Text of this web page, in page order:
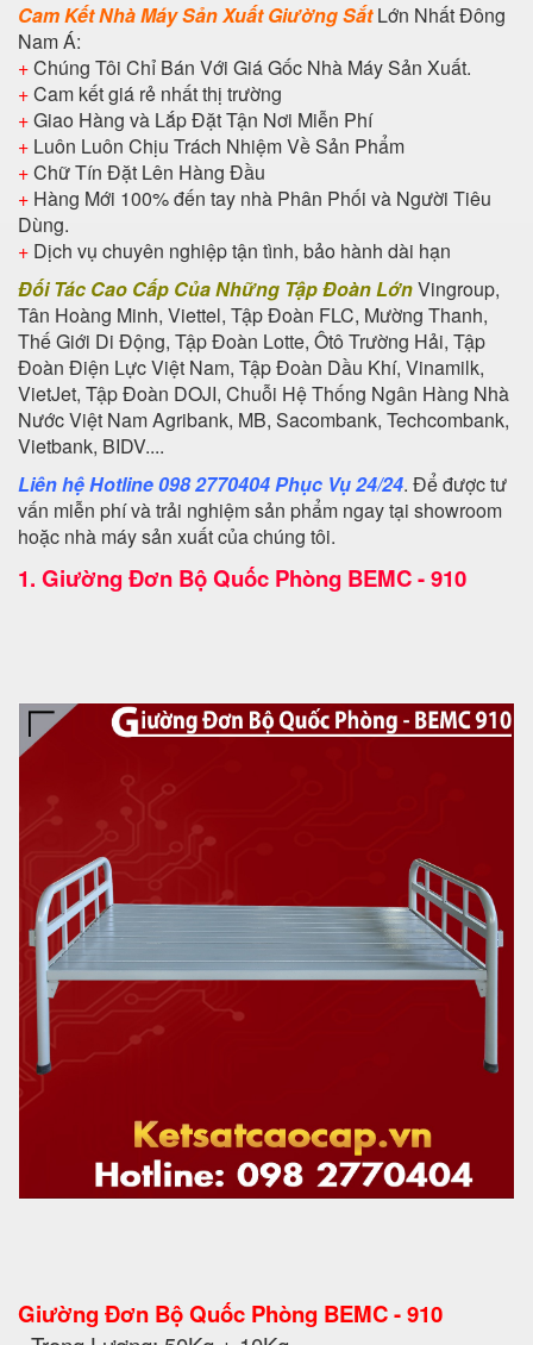
Cam Kết Nhà Máy Sản Xuất Giường SắtLớn Nhất Đông
Nam Á:
+Chúng Tôi Chỉ Bán Với Giá Gốc Nhà Máy Sản Xuất.
+Cam kết giá rẻ nhất thị trường
+Giao Hàng và Lắp Đặt Tận Nơi Miễn Phí
+ Luôn Luôn Chịu Trách Nhiệm Về Sản Phẩm
+Chữ Tín Đặt Lên Hàng Đầu
+ Hàng Mới 100% đến tay nhà Phân Phối và Người Tiêu
Dùng.
+ Dịch vụ chuyên nghiệp tận tình, bảo hành dài hạn
Đối Tác Cao Cấp Của Những Tập Đoàn LớnVingroup,
Tân Hoàng Minh, Viettel, Tập Đoàn FLC, Mường Thanh,
Thế Giới Di Động, Tập Đoàn Lotte, Ôtô Trường Hải, Tập
Đoàn Điện Lực Việt Nam, Tập Đoàn Dầu Khí, Vinamilk,
VietJet, Tập Đoàn DOJI, Chuỗi Hệ Thống Ngân Hàng Nhà
Nước Việt Nam Agribank, MB, Sacombank, Techcombank,
Vietbank, BIDV....
Liên hệ Hotline 098 2770404 Phục Vụ 24/24. Để được tư
vấn miễn phí và trải nghiệm sản phẩm ngay tại showroom
hoặc nhà máy sản xuất của chúng tôi.
1. Giường Đơn Bộ Quốc Phòng BEMC - 910
Giường Đơn Bộ Quốc Phòng BEMC - 910